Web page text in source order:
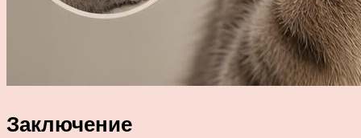
Заключение